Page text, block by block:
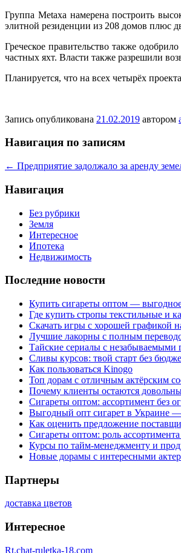
Группа Metaxa намерена построить
элитной резиденции из 208 домов плюс
Греческое правительство также
частных яхт. Власти также разрешили
Планируется, что на всех четырёх
Запись опубликована 21.02.2019 автором
Навигация по записям
← Предприятие задолжало за аренду
Навигация
Без рубрики
Земля
Интересное
Ипотека
Недвижимость
Последние новости
Купить сигареты оптом —
Где купить стропы текстильные и
Скачать игры с хорошей графикой
Лучшие лакорны с полным
Тайские сериалы с незабываемыми
Сливы курсов: твой старт без
Как пользоваться Kinogo
Топ дорам с отличным актёрским
Почему клиенты остаются
Сигареты оптом: ассортимент без
Выгодный опт сигарет в Украине —
Как оценить предложение
Сигареты оптом: роль
Курсы по тайм-менеджменту и
Новые дорамы с интересными
Партнеры
доставка цветов
Интересное
Rt.chat-ruletka-18.com